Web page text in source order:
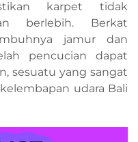
karpet tidak
berlebih. Berkat
jamur dan
pencucian dapat
sesuatu yang sangat
udara Bali